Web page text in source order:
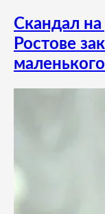
Скандал на
Ростове